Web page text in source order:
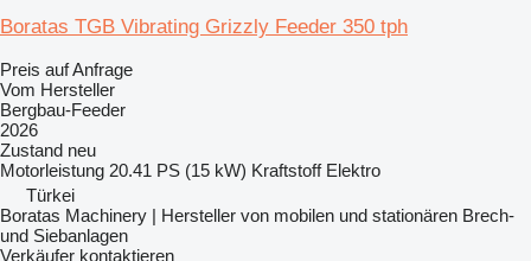
Boratas TGB Vibrating Grizzly Feeder 350 tph
Preis auf Anfrage
Vom Hersteller
Bergbau-Feeder
2026
Zustand neu
Motorleistung 20.41 PS (15 kW) Kraftstoff Elektro
Türkei
Boratas Machinery | Hersteller von mobilen und stationären Brech-
und Siebanlagen
Verkäufer kontaktieren